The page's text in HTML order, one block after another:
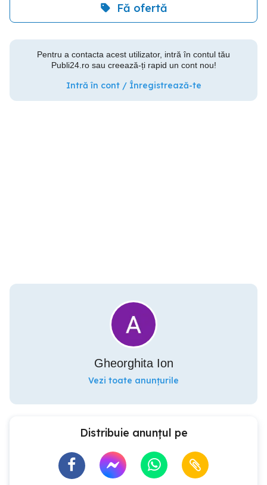
Fă ofertă
Pentru a contacta acest utilizator, intră în contul tău
Publi24.ro sau creează-ți rapid un cont nou!
Intră în cont / Înregistrează-te
Gheorghita Ion
Vezi toate anunțurile
Distribuie anunțul pe